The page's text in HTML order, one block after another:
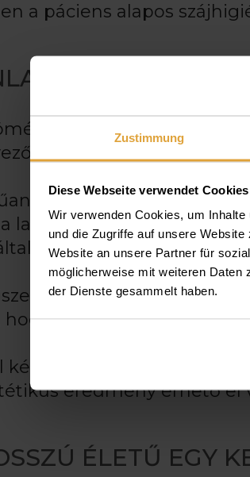
Zustimmung
Diese Webseite verwendet Cookies
Wir verwenden Cookies, um
und die Zugriffe auf unsere
Website an unsere Partner für
möglicherweise mit weiteren Daten
der Dienste gesammelt haben.
a páciens alapos
(MŰANYAGBÓL
szemben a
alternatívának.
ellentétben,
laborban készített inlayk
bekövetkező
történő
hogy ellenálljon a rágás
készült inlay rendkívül jól
eredmény érhető el
ÉLETŰ EGY